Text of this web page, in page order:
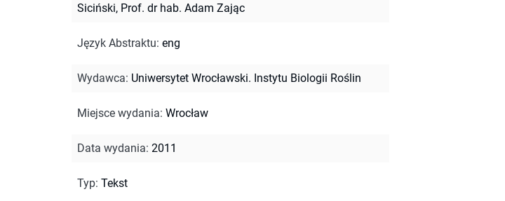
Siciński, Prof. dr hab. Adam Zając
Język Abstraktu: eng
Wydawca: Uniwersytet Wrocławski. Instytu Biologii Roślin
Miejsce wydania: Wrocław
Data wydania: 2011
Typ: Tekst